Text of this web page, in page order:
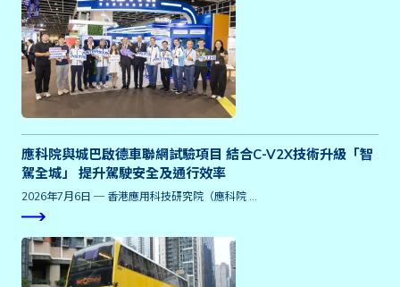
應科院與城巴啟德車聯網試驗項目 結合C-V2X技術升級「智
駕全城」 提升駕駛安全及通行效率
2026年7月6日 ─ 香港應用科技研究院（應科院 …